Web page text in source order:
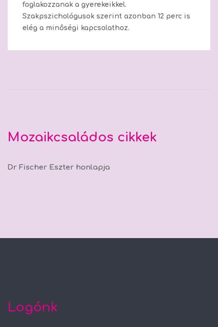
foglakozzanak a gyerekeikkel.
Szakpszichológusok szerint azonban 12 perc is
elég a minőségi kapcsolathoz.
Mozaikcsaládos cikkek
Dr Fischer Eszter honlapja
Logónk